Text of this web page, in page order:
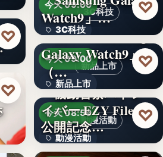
♡
♡
3C科技
今天 09:00
3C科技
文字
Watch9」…
♡
新品上市
今天 09:00
新品上市
文字
＜au＞「Samsung
Galaxy Watch9」
（…
♡
動漫活動
今天 08:59
動漫活動
『機動警察パトレ
イバー EZY File 2』
公開記念…
♡